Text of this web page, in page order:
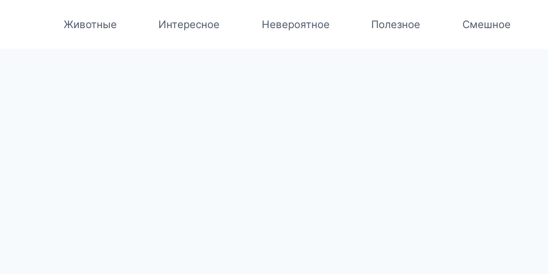
Животные Интересное Невероятное Полезное Смешное